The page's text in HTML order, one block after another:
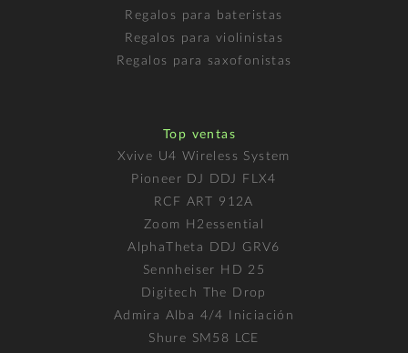
Regalos para bateristas
Regalos para violinistas
Regalos para saxofonistas
Top ventas
Xvive U4 Wireless System
Pioneer DJ DDJ FLX4
RCF ART 912A
Zoom H2essential
AlphaTheta DDJ GRV6
Sennheiser HD 25
Digitech The Drop
Admira Alba 4/4 Iniciación
Shure SM58 LCE